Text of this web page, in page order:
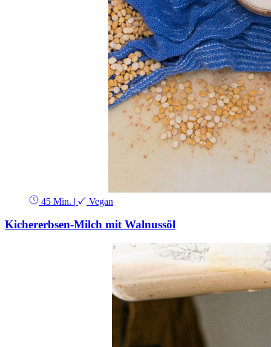
45 Min. | Vegan
Kichererbsen-Milch mit Walnussöl